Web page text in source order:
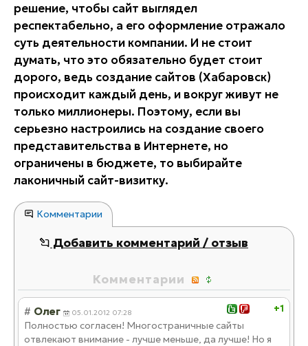
решение, чтобы сайт выглядел
респектабельно, а его оформление отражало
суть деятельности компании. И не стоит
думать, что это обязательно будет стоит
дорого, ведь создание сайтов (Хабаровск)
происходит каждый день, и вокруг живут не
только миллионеры. Поэтому, если вы
серьезно настроились на создание своего
представительства в Интернете, но
ограничены в бюджете, то выбирайте
лаконичный сайт-визитку.
Комментарии
Добавить комментарий / отзыв
Комментарии
+1
# Олег 05.01.2012 07:28
Полностью согласен! Многостраничные сайты
отвлекают внимание - лучше меньше, да лучше! Но я